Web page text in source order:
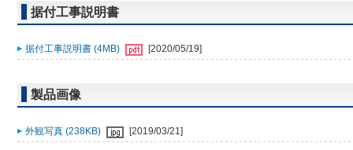
据付工事説明書
据付工事説明書 (4MB) [2020/05/19]
製品画像
外観写真 (238KB) [2019/03/21]